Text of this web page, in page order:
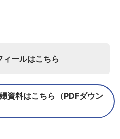
ールはこちら
資料はこちら（PDFダウン